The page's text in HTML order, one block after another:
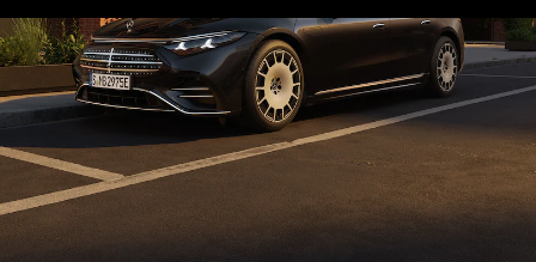
Benz Store
SUV & Geländewagen